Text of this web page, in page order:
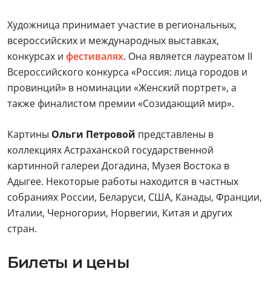
Художница принимает участие в региональных,
всероссийских и международных выставках,
конкурсах и фестивалях. Она является лауреатом II
Всероссийского конкурса «Россия: лица городов и
провинций» в номинации «Женский портрет», а
также финалистом премии «Созидающий мир».
Картины Ольги Петровой представлены в
коллекциях Астраханской государственной
картинной галереи Догадина, Музея Востока в
Адыгее. Некоторые работы находится в частных
собраниях России, Беларуси, США, Канады, Франции,
Италии, Черногории, Норвегии, Китая и других
стран.
Билеты и цены